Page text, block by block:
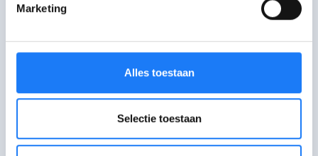
Marketing
Alles toestaan
Selectie toestaan
Let’s go Lancers
er wel veel verschillen. Ik ging er naar
het LCCVI of Lambton Central Collegiate